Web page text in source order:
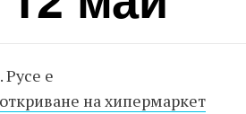
Русе е
откриване на хипермаркет